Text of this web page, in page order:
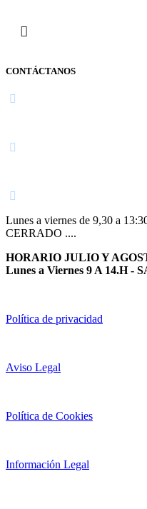
CONTÁCTANOS
Lunes a viernes de 9,30 a
CERRADO ....
HORARIO JULIO Y
Lunes a Viernes 9 A 14.H -
Política de privacidad
Aviso Legal
Política de Cookies
Información Legal